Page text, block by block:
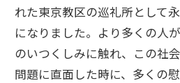
れた東京教区の巡礼所として
になりました。より多くの人
のいつくしみに触れ、この社
問題に直面した時に、多くの